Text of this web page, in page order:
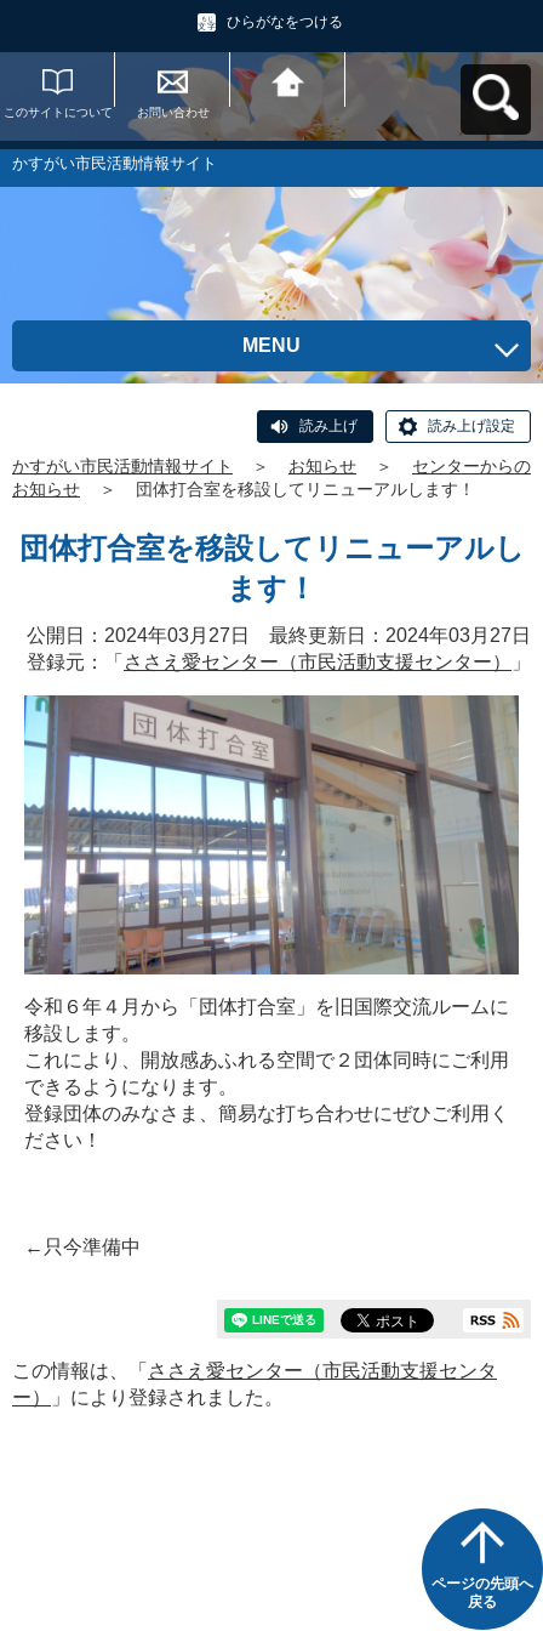
ひらがなをつける
このサイトについて お問い合わせ
かすがい市民活動情
報サイトへ戻る
かすがい市民活動情報サイト
MENU
読み上げ 読み上げ設定
かすがい市民活動情報サイト ＞ お知らせ ＞
センターからの
お知らせ
＞ 団体打合室を移設してリニューアルします！
団体打合室を移設してリニューアルし
ます！
公開日：2024年03月27日 最終更新日：2024年03月27日
登録元：「 ささえ愛センター（市民活動支援センター） 」
令和６年４月から「団体打合室」を旧国際交流ルームに
移設します。
これにより、開放感あふれる空間で２団体同時にご利用
できるようになります。
登録団体のみなさま、簡易な打ち合わせにぜひご利用く
ださい！
←只今準備中
この情報は、「 ささえ愛センター（市民活動支援センタ
ー）
」により登録されました。
ページの先頭へ
戻る